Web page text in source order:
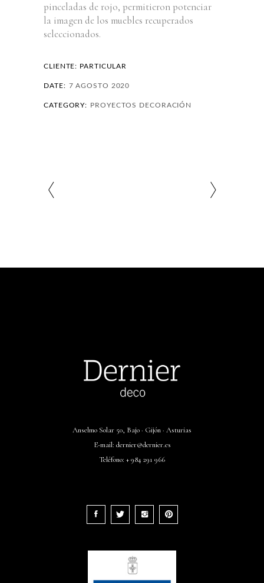
pinceladas de rojo, permitieron potenciar
la imagen de los muebles recuperados
seleccionados.
CLIENTE: PARTICULAR
DATE: 7 AGOSTO 2020
CATEGORY: PROYECTOS DECORACIÓN
Anselmo Solar 50, Bajo · Gijón · Asturias
E-mail: dernier@dernier.es
Teléfono: + 984 291 966